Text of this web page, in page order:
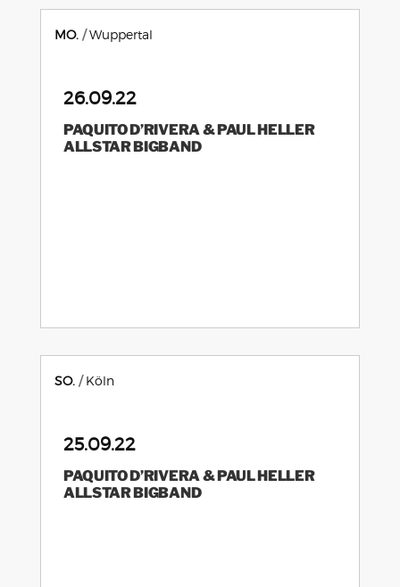
MO. Wuppertal
26.09.22
PAQUITO D’RIVERA & PAUL HELLER
ALLSTAR BIGBAND
SO. Köln
25.09.22
PAQUITO D’RIVERA & PAUL HELLER
ALLSTAR BIGBAND